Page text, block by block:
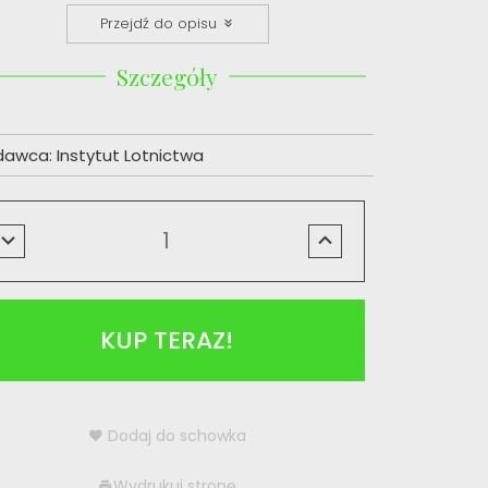
Przejdź do opisu
Szczegóły
Instytut Lotnictwa
KUP TERAZ!
Dodaj do schowka